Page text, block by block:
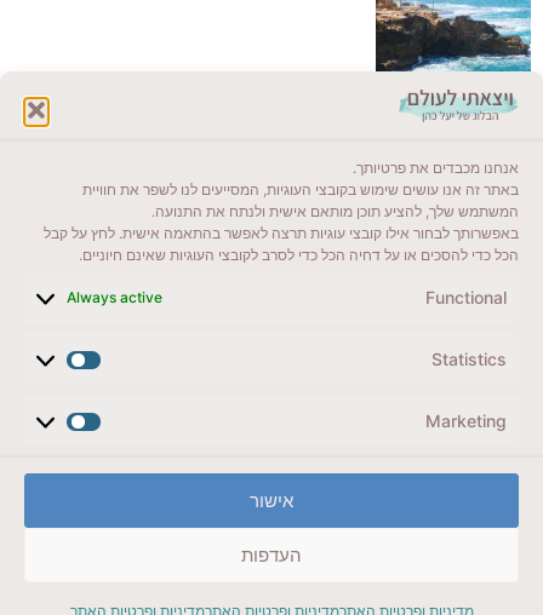
אנחנו מכבדים את פרטיותך.
באתר זה אנו עושים שימוש בקובצי העוגיות, המסייעים לנו לשפר את חוויית
המשתמש שלך, להציע תוכן מותאם אישית ולנתח את התנועה.
באפשרותך לבחור אילו קובצי עוגיות תרצה לאפשר בהתאמה אישית. לחץ על קבל
הכל כדי להסכים או על דחיה הכל כדי לסרב לקובצי העוגיות שאינם חיוניים.
Functional
Always active
Statistics
Marketing
אישור
העדפות
מדיניות ופרטיות האתרמדיניות ופרטיות האתרמדיניות ופרטיות האתר
ייעדים מומלצים
מדריכים ועזרים
לשליחת הודעת וואטסאפ
veyatsati.laolam@gmail.com
מדיניות פרטיות // תנאי שימוש באתר